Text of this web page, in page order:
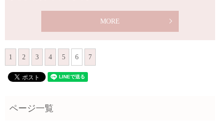
MORE
1 2 3 4 5 6 7